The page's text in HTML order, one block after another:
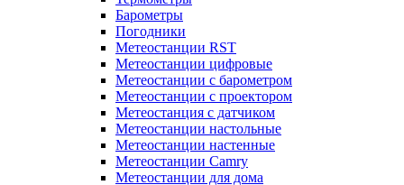
Барометры
Погодники
Метеостанции RST
Метеостанции цифровые
Метеостанции с барометром
Метеостанции с проектором
Метеостанция с датчиком
Метеостанции настольные
Метеостанции настенные
Метеостанции Camry
Метеостанции для дома